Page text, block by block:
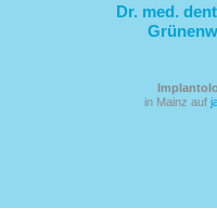
Dr. med.
in Mainz auf